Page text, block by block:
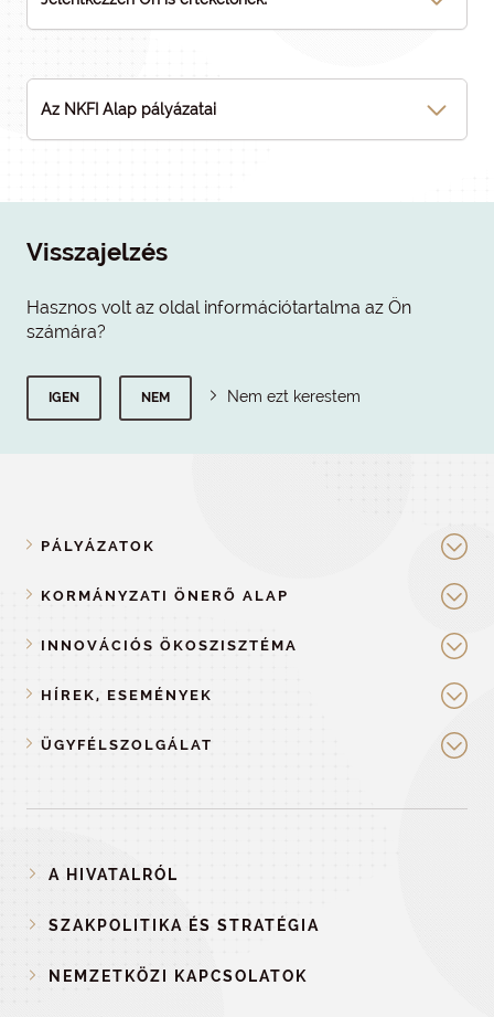
Az NKFI Alap pályázatai
Visszajelzés
Hasznos volt az oldal információtartalma az Ön
számára?
IGEN NEM Nem ezt kerestem
PÁLYÁZATOK
KORMÁNYZATI ÖNERŐ ALAP
INNOVÁCIÓS ÖKOSZISZTÉMA
HÍREK, ESEMÉNYEK
ÜGYFÉLSZOLGÁLAT
A HIVATALRÓL
SZAKPOLITIKA ÉS STRATÉGIA
NEMZETKÖZI KAPCSOLATOK